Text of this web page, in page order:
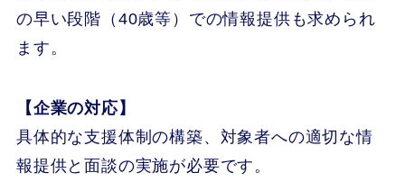
の早い段階（40歳等）での情報提供も求められ
ます。
【企業の対応】
具体的な支援体制の構築、対象者への適切な情
報提供と面談の実施が必要です。